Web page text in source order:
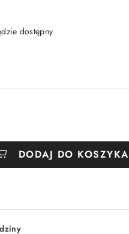
dostępny
DODAJ DO KOSZYKA